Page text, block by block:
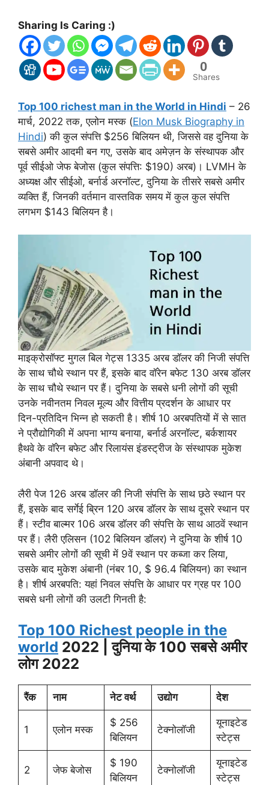
Sharing Is Caring :)
0
Shares
Top 100 richest man in the World in Hindi – 26
मार्च, 2022 तक, एलोन मस्क (Elon Musk Biography in
Hindi) की कुल संपत्ति $256 बिलियन थी, जिससे वह दुनिया के
सबसे अमीर आदमी बन गए, उसके बाद अमेज़न के संस्थापक और
पूर्व सीईओ जेफ बेजोस (कुल संपत्ति: $190) अरब)। LVMH के
अध्यक्ष और सीईओ, बर्नार्ड अरनॉल्ट, दुनिया के तीसरे सबसे अमीर
व्यक्ति हैं, जिनकी वर्तमान वास्तविक समय में कुल कुल संपत्ति
लगभग $143 बिलियन है।
माइक्रोसॉफ्ट मुगल बिल गेट्स 1335 अरब डॉलर की निजी संपत्ति
के साथ चौथे स्थान पर हैं, इसके बाद वॉरेन बफेट 130 अरब डॉलर
के साथ चौथे स्थान पर हैं। दुनिया के सबसे धनी लोगों की सूची
उनके नवीनतम निवल मूल्य और वित्तीय प्रदर्शन के आधार पर
दिन-प्रतिदिन भिन्न हो सकती है। शीर्ष 10 अरबपतियों में से सात
ने प्रौद्योगिकी में अपना भाग्य बनाया, बर्नार्ड अरनॉल्ट, बर्कशायर
हैथवे के वॉरेन बफेट और रिलायंस इंडस्ट्रीज के संस्थापक मुकेश
अंबानी अपवाद थे।
लैरी पेज 126 अरब डॉलर की निजी संपत्ति के साथ छठे स्थान पर
हैं, इसके बाद सर्गेई ब्रिन 120 अरब डॉलर के साथ दूसरे स्थान पर
हैं। स्टीव बाल्मर 106 अरब डॉलर की संपत्ति के साथ आठवें स्थान
पर हैं। लैरी एलिसन (102 बिलियन डॉलर) ने दुनिया के शीर्ष 10
सबसे अमीर लोगों की सूची में 9वें स्थान पर कब्जा कर लिया,
उसके बाद मुकेश अंबानी (नंबर 10, $ 96.4 बिलियन) का स्थान
है। शीर्ष अरबपति: यहां निवल संपत्ति के आधार पर ग्रह पर 100
सबसे धनी लोगों की उलटी गिनती है:
Top 100 Richest people in the
world 2022 | दुनिया के 100 सबसे अमीर
लोग 2022
रैंक नाम नेट वर्थ उद्योग देश
1 एलोन मस्क
$ 256
बिलियन
टेक्नोलॉजी
यूनाइटेड
स्टेट्स
2 जेफ बेजोस
$ 190
बिलियन
टेक्नोलॉजी
यूनाइटेड
स्टेट्स